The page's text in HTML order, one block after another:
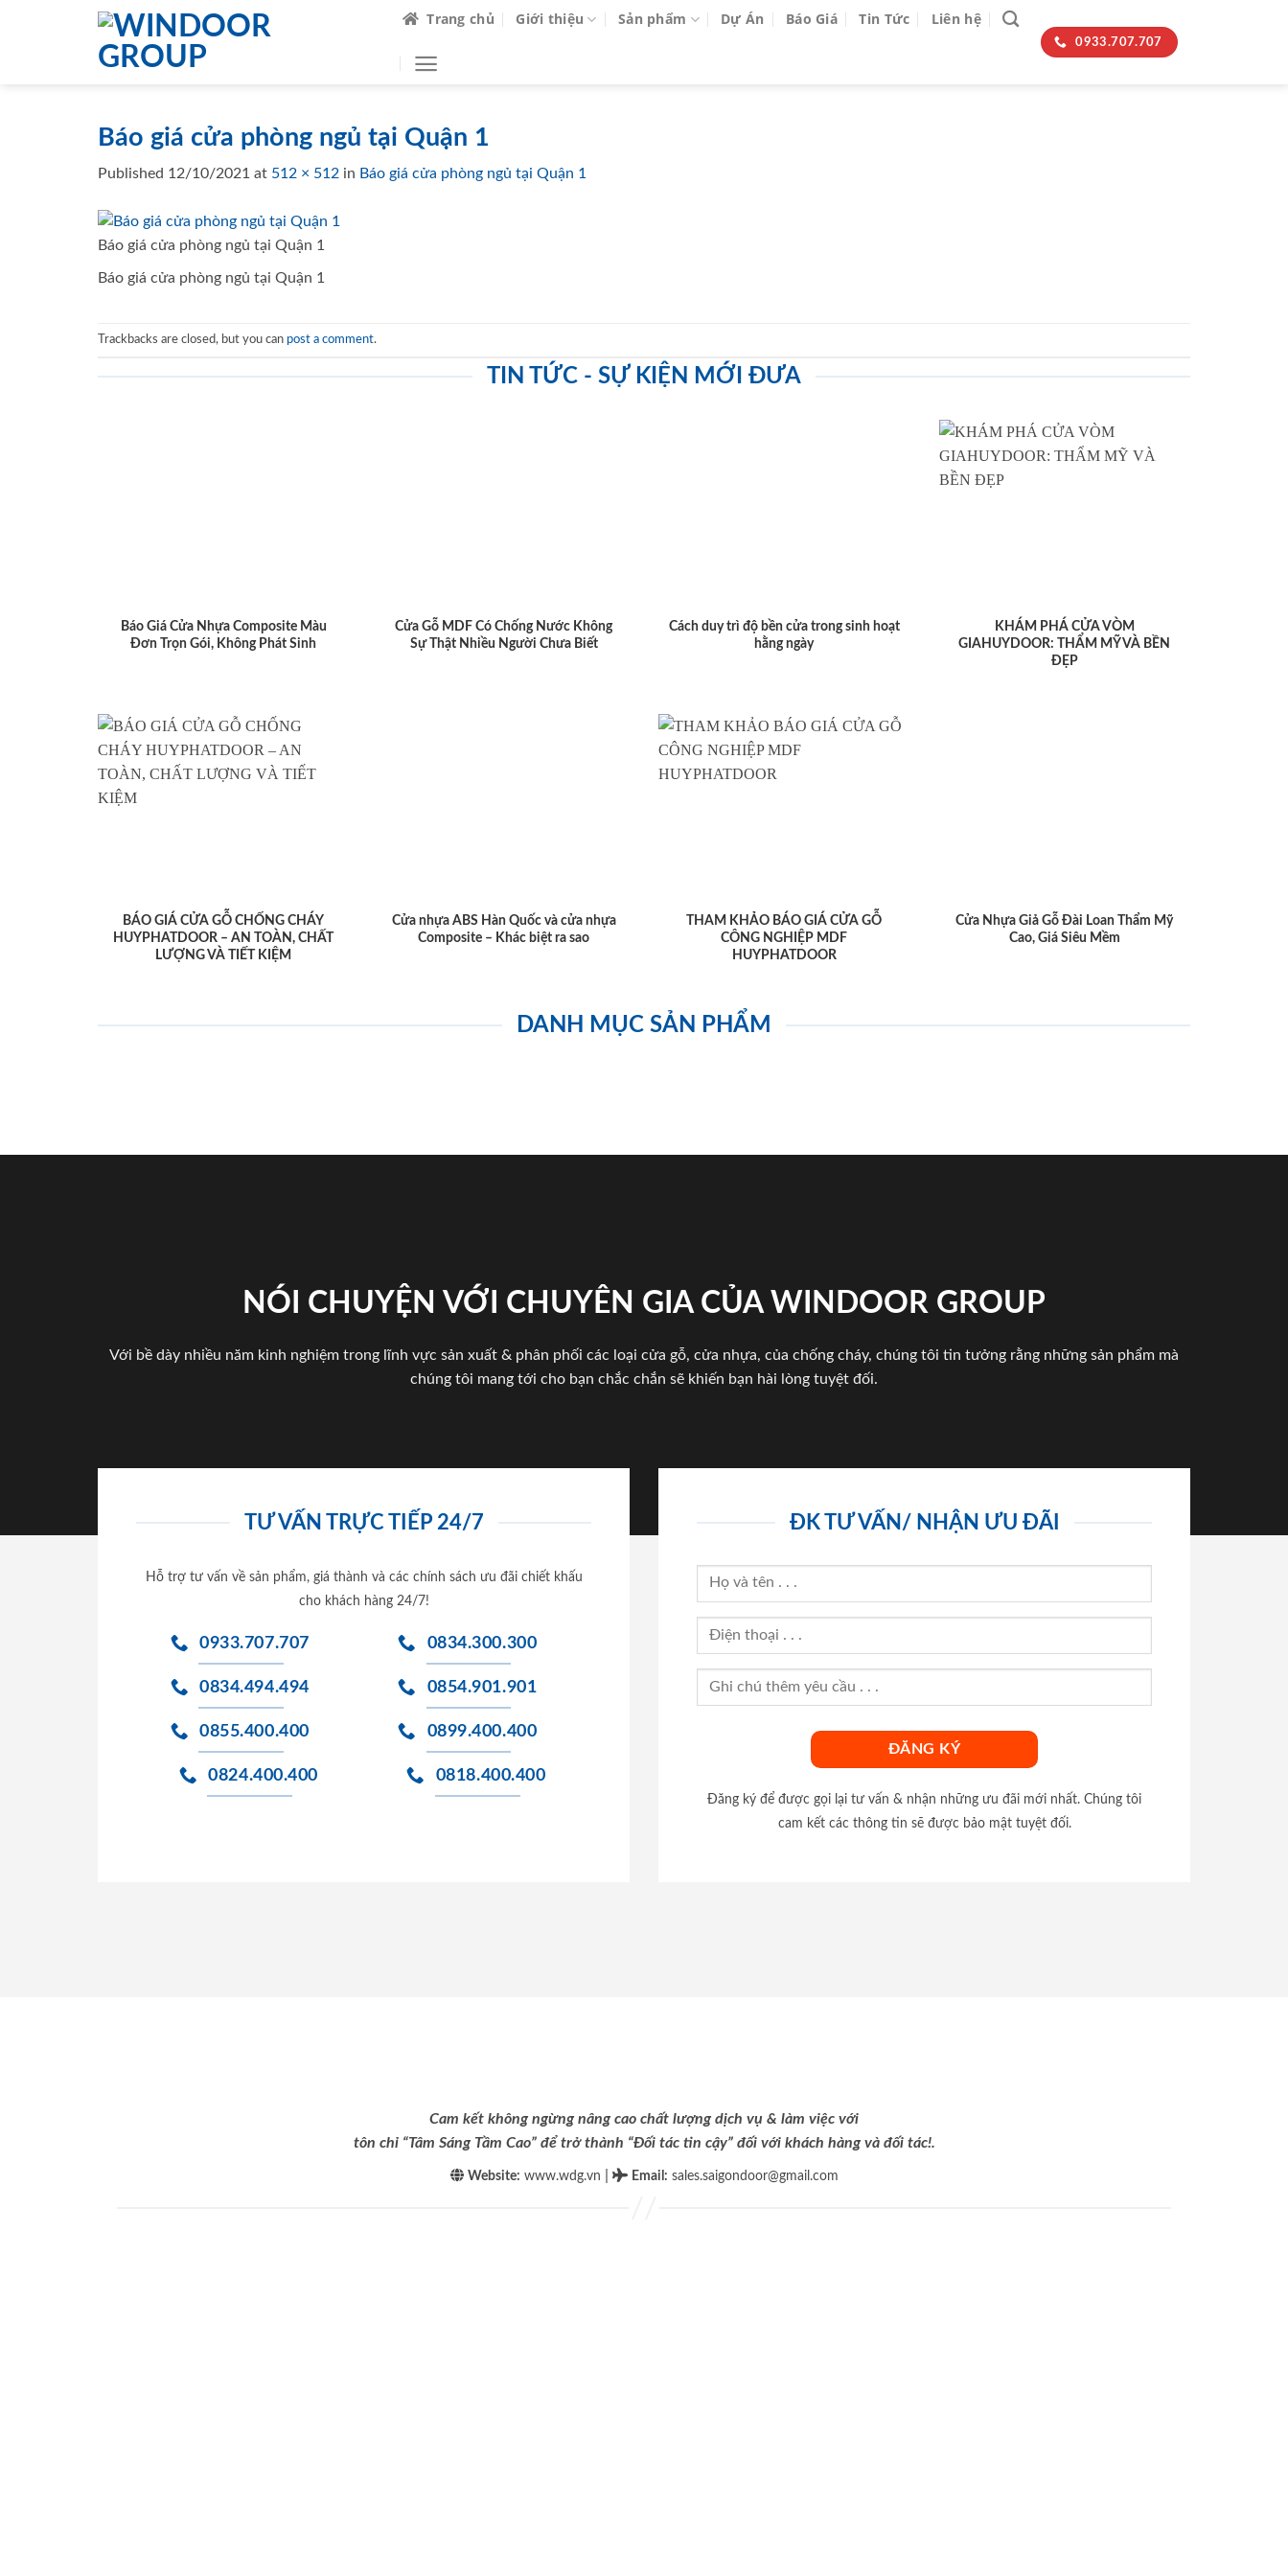
Trang chủ Giới thiệu Sản phẩm Dự Án Báo Giá Tin Tức Liên hệ
0933.707.707
Báo giá cửa phòng ngủ tại Quận 1
Published 12/10/2021 at 512 × 512 in Báo giá cửa phòng ngủ tại Quận 1
Báo giá cửa phòng ngủ tại Quận 1
Báo giá cửa phòng ngủ tại Quận 1
Trackbacks are closed, but you can post a comment.
TIN TỨC - SỰ KIỆN MỚI ĐƯA
Báo Giá Cửa Nhựa Composite Màu
Đơn Trọn Gói, Không Phát Sinh
Cửa Gỗ MDF Có Chống Nước Không
Sự Thật Nhiều Người Chưa Biết
Cách duy trì độ bền cửa trong sinh hoạt
hằng ngày
KHÁM PHÁ CỬA VÒM
GIAHUYDOOR: THẨM MỸ VÀ BỀN
ĐẸP
BÁO GIÁ CỬA GỖ CHỐNG CHÁY
HUYPHATDOOR – AN TOÀN, CHẤT
LƯỢNG VÀ TIẾT KIỆM
Cửa nhựa ABS Hàn Quốc và cửa nhựa
Composite – Khác biệt ra sao
THAM KHẢO BÁO GIÁ CỬA GỖ
CÔNG NGHIỆP MDF
HUYPHATDOOR
Cửa Nhựa Giả Gỗ Đài Loan Thẩm Mỹ
Cao, Giá Siêu Mềm
DANH MỤC SẢN PHẨM
NÓI CHUYỆN VỚI CHUYÊN GIA CỦA WINDOOR GROUP
Với bề dày nhiều năm kinh nghiệm trong lĩnh vực sản xuất & phân phối các loại cửa gỗ, cửa nhựa, của chống cháy, chúng tôi tin tưởng rằng những sản phẩm mà
chúng tôi mang tới cho bạn chắc chắn sẽ khiến bạn hài lòng tuyệt đối.
TƯ VẤN TRỰC TIẾP 24/7
Hỗ trợ tư vấn về sản phẩm, giá thành và các chính sách ưu đãi chiết khấu
cho khách hàng 24/7!
0933.707.707
0834.494.494
0855.400.400
0824.400.400
0834.300.300
0854.901.901
0899.400.400
0818.400.400
ĐK TƯ VẤN/ NHẬN ƯU ĐÃI
Đăng ký để được gọi lại tư vấn & nhận những ưu đãi mới nhất. Chúng tôi
cam kết các thông tin sẽ được bảo mật tuyệt đối.
Cam kết không ngừng nâng cao chất lượng dịch vụ & làm việc với
tôn chỉ “Tâm Sáng Tầm Cao” để trở thành “Đối tác tin cậy” đối với khách hàng và đối tác!.
Website: www.wdg.vn Email : sales.saigondoor@gmail.com